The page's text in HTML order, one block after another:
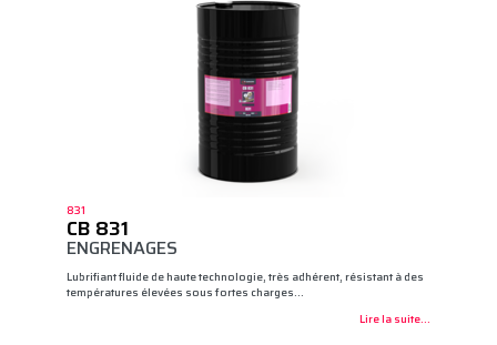
831
CB 831
ENGRENAGES
Lubrifiant fluide de haute technologie, très adhérent, résistant à des
températures élevées sous fortes charges…
Lire la suite...